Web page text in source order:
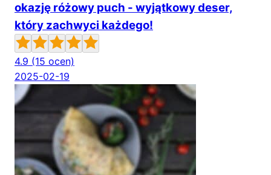
okazję różowy puch - wyjątkowy deser,
który zachwyci każdego!
4.9 (15 ocen)
2025-02-19